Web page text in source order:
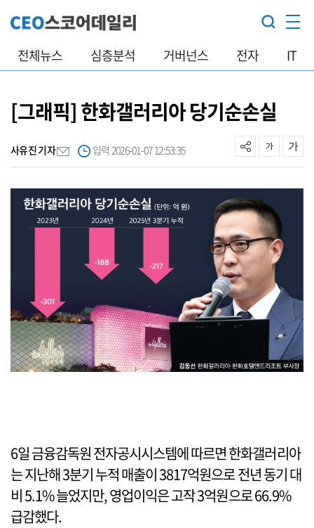
전체뉴스 심층분석 거버넌스 전자 IT
[그래픽] 한화갤러리아 당기순손실
사유진 기자 입력 2026-01-07 12:53:35
6일 금융감독원 전자공시시스템에 따르면 한화갤러리아
는 지난해 3분기 누적 매출이 3817억원으로 전년 동기 대
비 5.1% 늘었지만, 영업이익은 고작 3억원으로 66.9%
급감했다.